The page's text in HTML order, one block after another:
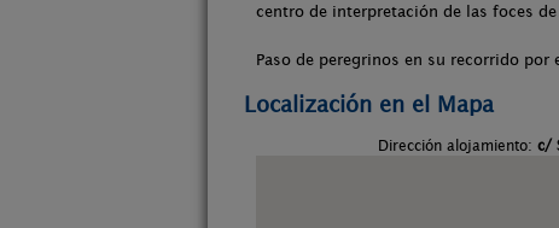
centro de interpretación de las foces
Paso de peregrinos en su recorrido por
Localización en el Mapa
Dirección alojamiento: c/